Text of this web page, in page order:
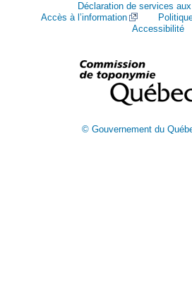
Déclaration de services
Accès à l’information
Accessibilité
© Gouvernement du